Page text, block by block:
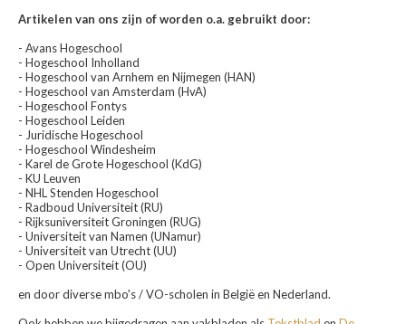
Artikelen van ons zijn of worden o.a. gebruikt door:
- Avans Hogeschool
- Hogeschool Inholland
- Hogeschool van Arnhem en Nijmegen (HAN)
- Hogeschool van Amsterdam (HvA)
- Hogeschool Fontys
- Hogeschool Leiden
- Juridische Hogeschool
- Hogeschool Windesheim
- Karel de Grote Hogeschool (KdG)
- KU Leuven
- NHL Stenden Hogeschool
- Radboud Universiteit (RU)
- Rijksuniversiteit Groningen (RUG)
- Universiteit van Namen (UNamur)
- Universiteit van Utrecht (UU)
- Open Universiteit (OU)
en door diverse mbo's / VO-scholen in België en Nederland.